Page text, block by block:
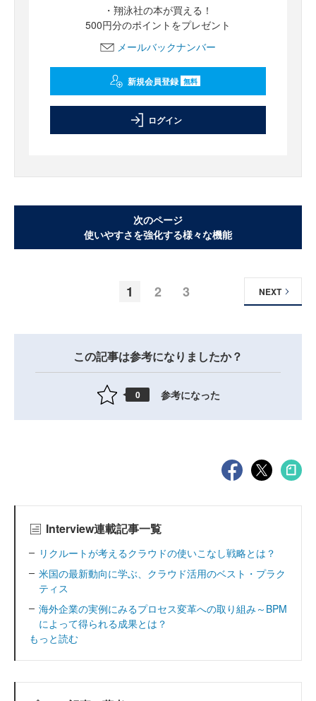
・翔泳社の本が買える！
500円分のポイントをプレゼント
メールバックナンバー
新規会員登録 無料
ログイン
次のページ
使いやすさを強化する様々な機能
1 2 3 NEXT
この記事は参考になりましたか？
0 参考になった
Interview連載記事一覧
リクルートが考えるクラウドの使いこなし戦略とは？
米国の最新動向に学ぶ、クラウド活用のベスト・プラク
ティス
海外企業の実例にみるプロセス変革への取り組み～BPM
によって得られる成果とは？
もっと読む